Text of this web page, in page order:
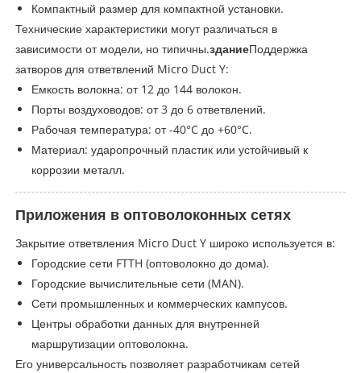
Компактный размер для компактной установки.
Технические характеристики могут различаться в
зависимости от модели, но типичны.зданиеПоддержка
затворов для ответвлений Micro Duct Y:
Емкость волокна: от 12 до 144 волокон.
Порты воздуховодов: от 3 до 6 ответвлений.
Рабочая температура: от -40°C до +60°C.
Материал: ударопрочный пластик или устойчивый к
коррозии металл.
Приложения в оптоволоконных сетях
Закрытие ответвления Micro Duct Y широко используется в:
Городские сети FTTH (оптоволокно до дома).
Городские вычислительные сети (MAN).
Сети промышленных и коммерческих кампусов.
Центры обработки данных для внутренней
маршрутизации оптоволокна.
Его универсальность позволяет разработчикам сетей